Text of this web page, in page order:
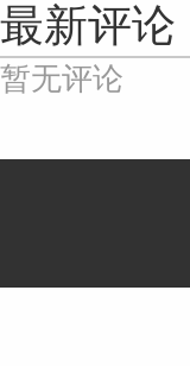
最新评论
暂无评论